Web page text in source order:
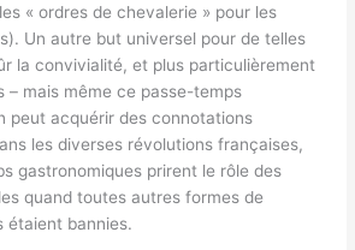
« ordres de chevalerie » pour les
Un autre but universel pour de telles
la convivialité, et plus particulièrement
– mais même ce passe-temps
peut acquérir des connotations
les diverses révolutions françaises,
gastronomiques prirent le rôle des
quand toutes autres formes de
étaient bannies.